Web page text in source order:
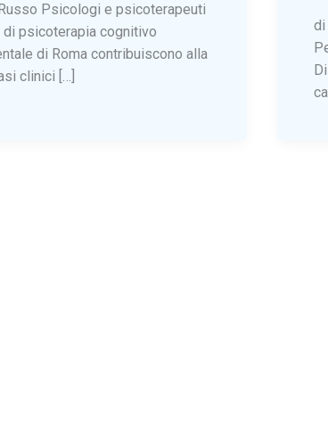
Psicologi e psicoterapeuti
di psicoterapia cognitivo
di Roma contribuiscono alla
clinici […]
di